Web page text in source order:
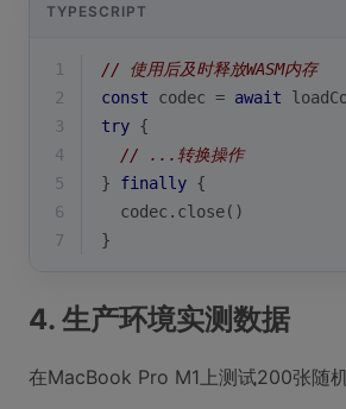
TYPESCRIPT
1
// 使用后及时释放WASM内存
2
const codec = await
3
try {
4
// ...转换操作
5
} finally {
6
  codec.close()
7
}
4. 生产环境实测数据
在MacBook Pro M1上测试200张随